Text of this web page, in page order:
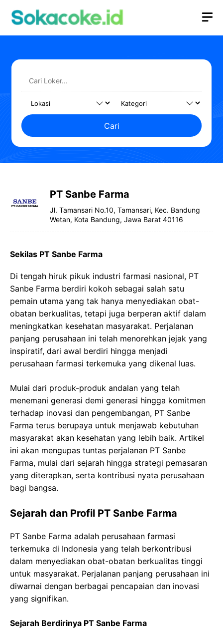
Cari
PT Sanbe Farma
Jl. Tamansari No.10, Tamansari, Kec. Bandung
Wetan, Kota Bandung, Jawa Barat 40116
Sekilas PT Sanbe Farma
Di tengah hiruk pikuk industri farmasi nasional, PT
Sanbe Farma berdiri kokoh sebagai salah satu
pemain utama yang tak hanya menyediakan obat-
obatan berkualitas, tetapi juga berperan aktif dalam
meningkatkan kesehatan masyarakat. Perjalanan
panjang perusahaan ini telah menorehkan jejak yang
inspiratif, dari awal berdiri hingga menjadi
perusahaan farmasi terkemuka yang dikenal luas.
Mulai dari produk-produk andalan yang telah
menemani generasi demi generasi hingga komitmen
terhadap inovasi dan pengembangan, PT Sanbe
Farma terus berupaya untuk menjawab kebutuhan
masyarakat akan kesehatan yang lebih baik. Artikel
ini akan mengupas tuntas perjalanan PT Sanbe
Farma, mulai dari sejarah hingga strategi pemasaran
yang diterapkan, serta kontribusi nyata perusahaan
bagi bangsa.
Sejarah dan Profil PT Sanbe Farma
PT Sanbe Farma adalah perusahaan farmasi
terkemuka di Indonesia yang telah berkontribusi
dalam menyediakan obat-obatan berkualitas tinggi
untuk masyarakat. Perjalanan panjang perusahaan ini
diwarnai dengan berbagai pencapaian dan inovasi
yang signifikan.
Sejarah Berdirinya PT Sanbe Farma